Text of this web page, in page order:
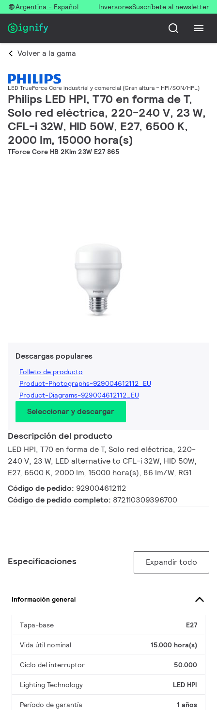
Argentina - Español InversoresSuscríbete al newsletter
Volver a la gama
LED TrueForce Core industrial y comercial (Gran altura – HPI/SON/HPL)
Philips LED HPI, T70 en forma de T,
Solo red eléctrica, 220-240 V, 23 W,
CFL-i 32W, HID 50W, E27, 6500 K,
2000 lm, 15000 hora(s)
TForce Core HB 2Klm 23W E27 865
Descargas populares
Folleto de producto
Product-Photographs-929004612112_EU
Product-Diagrams-929004612112_EU
Seleccionar y descargar
Descripción del producto
LED HPI, T70 en forma de T, Solo red eléctrica, 220-
240 V, 23 W, LED alternative to CFL-i 32W, HID 50W,
E27, 6500 K, 2000 lm, 15000 hora(s), 86 lm/W, RG1
Código de pedido: 929004612112
Código de pedido completo: 872110309396700
Especificaciones Expandir todo
Información general
Tapa-base E27
Vida útil nominal 15.000 hora(s)
Ciclo del interruptor 50.000
Lighting Technology LED HPI
Período de garantía 1 años